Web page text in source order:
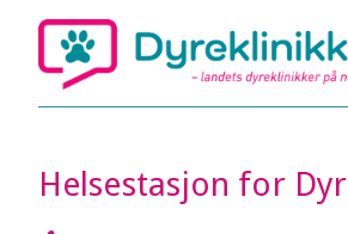
Helsestasjon for Dyr